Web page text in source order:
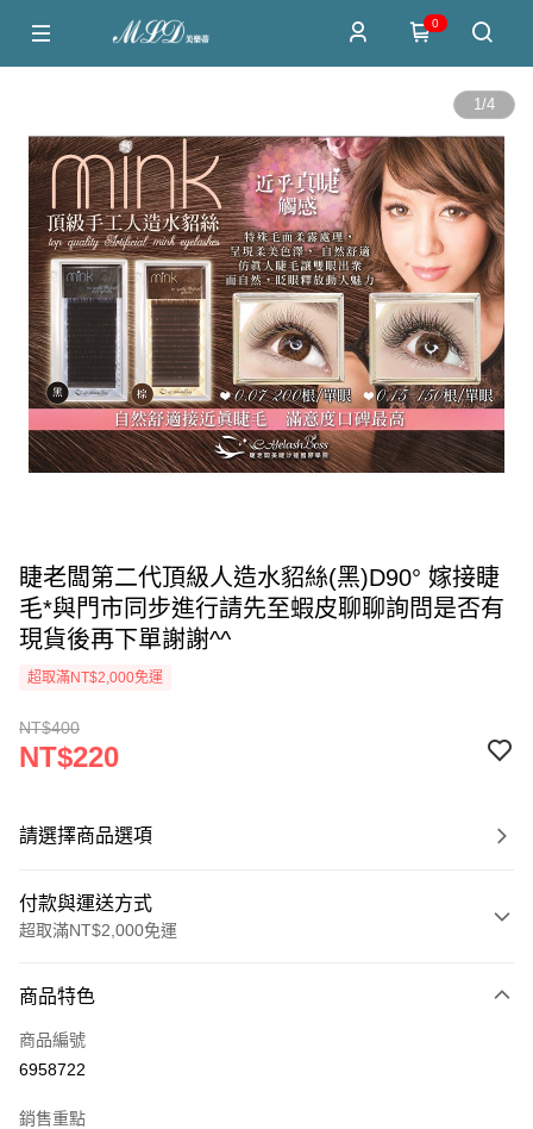
0
1/4
睫老闆第二代頂級人造水貂絲(黑)D90° 嫁接睫
毛*與門市同步進行請先至蝦皮聊聊詢問是否有
現貨後再下單謝謝^^
超取滿NT$2,000免運
NT$400
NT$220
請選擇商品選項
付款與運送方式
超取滿NT$2,000免運
信用卡一次付款
超商取貨付款
商品特色
商品編號
6958722
銷售重點